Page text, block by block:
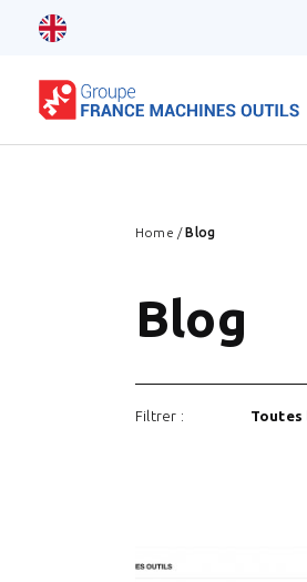
Home /Blog
Blog
Filtrer : Toutes